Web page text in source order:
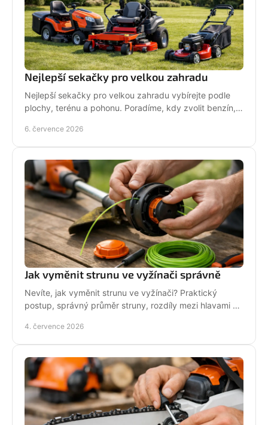
Nejlepší sekačky pro velkou zahradu
Nejlepší sekačky pro velkou zahradu vybírejte podle
plochy, terénu a pohonu. Poradíme, kdy zvolit benzín,
6. července 2026
Jak vyměnit strunu ve vyžínači správně
Nevíte, jak vyměnit strunu ve vyžínači? Praktický
postup, správný průměr struny, rozdíly mezi hlavami a
4. července 2026